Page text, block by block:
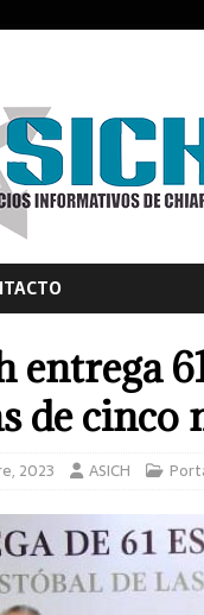
entrega
de cinco
2023 ASICH